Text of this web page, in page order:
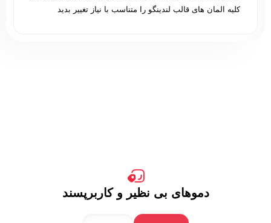
کلیه المان های قالب لندینگو را متناسب با نیاز تغییر بدید
دموهای بی نظیر و کاربرپسند